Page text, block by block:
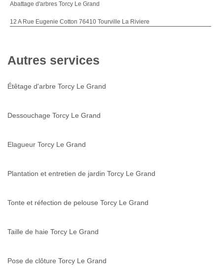
Abattage d'arbres Torcy Le Grand
12 A Rue Eugenie Cotton 76410 Tourville La Riviere
Autres services
Étêtage d'arbre Torcy Le Grand
Dessouchage Torcy Le Grand
Elagueur Torcy Le Grand
Plantation et entretien de jardin Torcy Le Grand
Tonte et réfection de pelouse Torcy Le Grand
Taille de haie Torcy Le Grand
Pose de clôture Torcy Le Grand